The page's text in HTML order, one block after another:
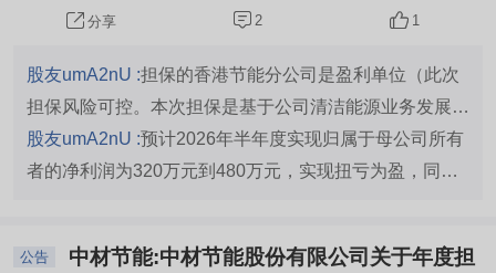
关注公司中报业绩兑现情况。 （以上内容由AI生成）
母公司所有者的净利润为320万元到480万元，实
归属于母公司所有者的扣除非经常性损益的净利润
为200万元到300万元，同比上升107.79%到111.6
9%。 2026年上半年，公司着力打造增长“第二曲
线”，清洁能源业务加快落地实施，工程服...
分享 2 1
股友umA2nU :担保的香港节能分公司是盈利单位（此次
担保风险可控。本次担保是基于公司清洁能源业务发展实
际需要，是公司推进国际化发展战略、保障境外项目融资
落地的合理安排，不会损害公司及全体股东利益）
股友umA2nU :预计2026年半年度实现归属于母公司所有
者的净利润为320万元到480万元，实现扭亏为盈，同比
公告